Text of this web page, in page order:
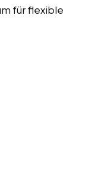
für flexible